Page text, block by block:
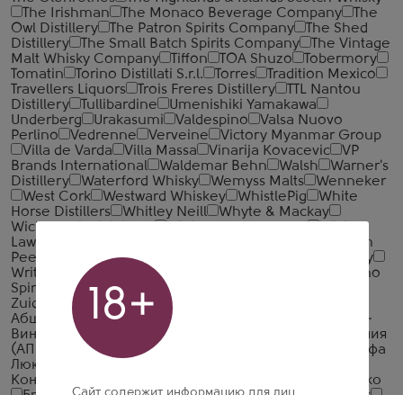
The Irishman
The Monaco Beverage Company
The
Owl Distillery
The Patron Spirits Company
The Shed
Distillery
The Small Batch Spirits Company
The Vintage
Malt Whisky Company
Tiffon TOA Shuzo
Tobermory
Tomatin
Torino Distillati S.r.l. Torres
Tradition Mexico
Travellers Liquors
Trois Freres Distillery
TTL Nantou
Distillery
Tullibardine
Umenishiki Yamakawa
Underberg
Urakasumi Valdespino
Valsa Nuovo
Perlino
Vedrenne Verveine
Victory Myanmar Group
Villa de Varda
Villa Massa Vinarija Kovacevic
VP
Brands International
Waldemar Behn Walsh
Warner's
Distillery
Waterford Whisky Wemyss Malts
Wenneker
West Cork
Westward Whiskey WhistlePig
White
Horse Distillers
Whitley Neill
Whyte & Mackay
Wicklow Hills Whiskey
William
Lawson's Distillery
William
Peel
Wolfburn Distillery
Woodford Reserve Distillery
Writers' Tears
Yaguara
Yoshino
Spirits
Zacapa Zacapa Centenario
Zuidam
Абрау-Дюрсо (Русский Шампанский Дом)
Абшерон-Шараб
Авшарский винный завод
Алеф-
Виналь-Крым
Алкогольная Промышленная Компания
(АПК)
Алкогольная Сибирская Группа
Альфа
Люкс
Коньячный Завод
БелАлко
18+
Сайт содержит информацию для лиц